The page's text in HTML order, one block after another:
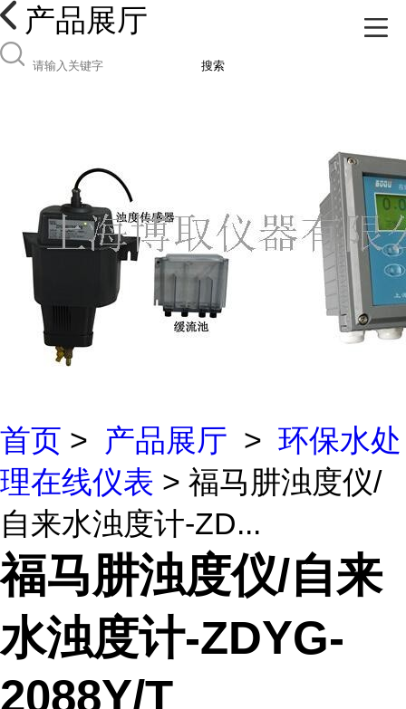
产品展厅
搜索
首页 > 产品展厅 > 环保水处
理在线仪表 > 福马肼浊度仪/
自来水浊度计-ZD...
福马肼浊度仪/自来
水浊度计-ZDYG-
2088Y/T